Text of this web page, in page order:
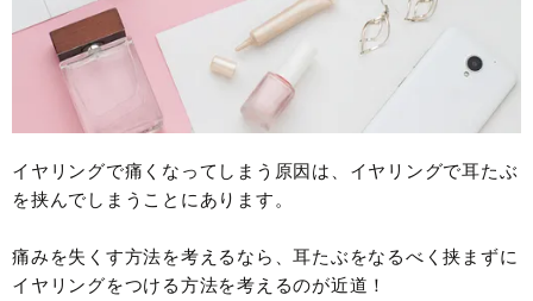
イヤリングで痛くなってしまう原因は、イヤリングで耳たぶ
を挟んでしまうことにあります。
痛みを失くす方法を考えるなら、耳たぶをなるべく挟まずに
イヤリングをつける方法を考えるのが近道！